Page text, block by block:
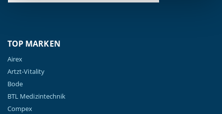
TOP MARKEN
Airex
Artzt-Vitality
Bode
BTL Medizintechnik
Compex